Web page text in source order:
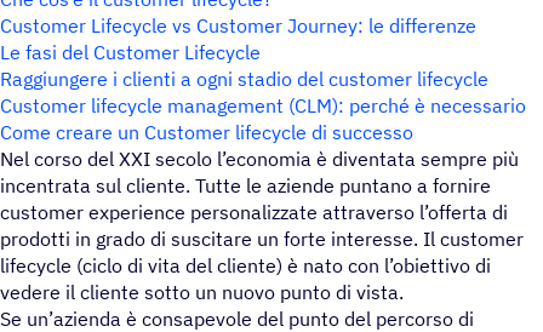
Customer Lifecycle vs Customer Journey: le differenze
Le fasi del Customer Lifecycle
Raggiungere i clienti a ogni stadio del customer lifecycle
Customer lifecycle management (CLM): perché è necessario
Come creare un Customer lifecycle di successo
Nel corso del XXI secolo l’economia è diventata sempre più
incentrata sul cliente. Tutte le aziende puntano a fornire
customer experience personalizzate attraverso l’offerta di
prodotti in grado di suscitare un forte interesse. Il customer
lifecycle (ciclo di vita del cliente) è nato con l’obiettivo di
vedere il cliente sotto un nuovo punto di vista.
Se un’azienda è consapevole del punto del percorso di